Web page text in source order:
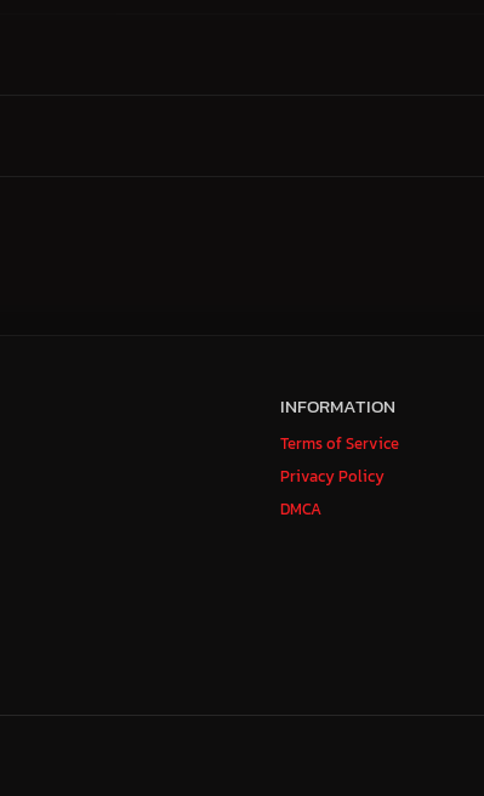
INFORMATION
Terms of Service
Privacy Policy
DMCA